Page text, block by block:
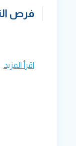
فرص
اقرأ المزيد